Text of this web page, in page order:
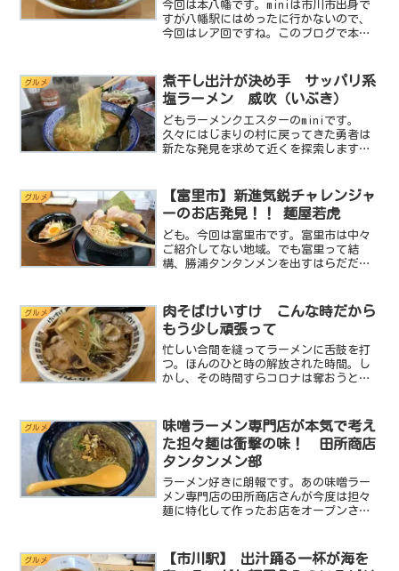
今回は本八幡です。miniは市川市出身で
すが八幡駅にはめったに行かないので、
今回はレア回ですね。このブログで本八
われている拉麺菜とトロトロチャーシュ
ーが印象的だった龍月...
グルメ
煮干し出汁が決め手 サッパリ系
塩ラーメン 威吹（いぶき）
どもラーメンクエスターのminiです。
久々にはじまりの村に戻ってきた勇者は
新たな発見を求めて近くを探索します。
基本データ店名：麺処 威吹住所：千葉
県千葉市花見川区千種...
グルメ
【富里市】新進気鋭チャレンジャ
ーのお店発見！！ 麺屋若虎
ども。今回は富里市です。富里市は中々
ご紹介してない地域。でも富里って結
構、勝浦タンタンメンを出すはらだだっ
あるんですよね。今回もそんな面白いラ
ーメン屋を発見したのでご紹...
グルメ
肉そばけいすけ こんな時だから
もう少し頑張って
忙しい合間を縫ってラーメンに舌鼓を打
つ。ほんのひと時の解放された時間。し
かし、その時間すらコロナは奪おうと牙
いる人たちが居る。だからminiはその思
いに応えるべく今日も...
グルメ
味噌ラーメン専門店が本気で考え
た担々麺は衝撃の味！ 田所商店
タンタンメン部
ラーメン好きに朗報です。あの味噌ラー
メン専門店の田所商店さんが今度は担々
麺に特化して作ったお店をオープンさせ
ン部は昨年の10月にオープンしたばかり
なんですが看板はネオン...
グルメ
【市川駅】 出汁踊る一杯が海を